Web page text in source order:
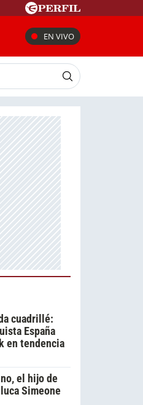
EN VIVO
cuadrillé:
España
en tendencia
el hijo de
Simeone